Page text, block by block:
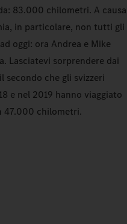
83.000 chilometri. A causa
in particolare, non tutti gli
oggi: ora Andrea e Mike
Lasciatevi sorprendere dai
che gli svizzeri
e nel 2019 hanno viaggiato
47.000 chilometri.